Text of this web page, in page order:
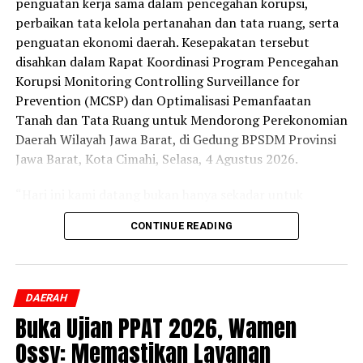
perbaikan tata kelola pertanahan dan tata ruang, serta
penguatan ekonomi daerah. Kesepakatan tersebut
disahkan dalam Rapat Koordinasi Program Pencegahan
Korupsi Monitoring Controlling Surveillance for
Prevention (MCSP) dan Optimalisasi Pemanfaatan
Tanah dan Tata Ruang untuk Mendorong Perekonomian
Daerah Wilayah Jawa Barat, di Gedung BPSDM Provinsi
Jawa Barat, Kota Cimahi, Selasa, 4 Agustus 2026.
penandatanganan, tapi kami ingin menyatukan
komitmen, data, sistem, sumber daya, dan kewenangan
tata kelola yang transparan dan akuntabel,” ujar Staf
Ahli Bidang Pengembangan Kawasan, Dony Erwan
Brilianto.
CONTINUE READING
DAERAH
Buka Ujian PPAT 2026, Wamen
Ossy: Memastikan Layanan